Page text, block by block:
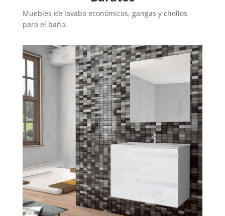
Muebles de lavabo económicos, gangas y chollos
para el baño.